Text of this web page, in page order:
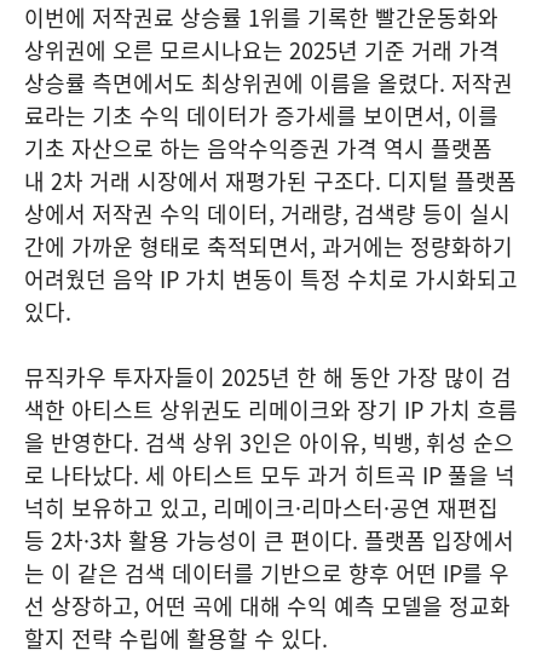
이번에 저작권료 상승률 1위를 기록한 빨간운동화와
상위권에 오른 모르시나요는 2025년 기준 거래 가격
상승률 측면에서도 최상위권에 이름을 올렸다. 저작권
료라는 기초 수익 데이터가 증가세를 보이면서, 이를
기초 자산으로 하는 음악수익증권 가격 역시 플랫폼
내 2차 거래 시장에서 재평가된 구조다. 디지털 플랫폼
상에서 저작권 수익 데이터, 거래량, 검색량 등이 실시
간에 가까운 형태로 축적되면서, 과거에는 정량화하기
어려웠던 음악 IP 가치 변동이 특정 수치로 가시화되고
있다.
뮤직카우 투자자들이 2025년 한 해 동안 가장 많이 검
색한 아티스트 상위권도 리메이크와 장기 IP 가치 흐름
을 반영한다. 검색 상위 3인은 아이유, 빅뱅, 휘성 순으
로 나타났다. 세 아티스트 모두 과거 히트곡 IP 풀을 넉
넉히 보유하고 있고, 리메이크·리마스터·공연 재편집
등 2차·3차 활용 가능성이 큰 편이다. 플랫폼 입장에서
는 이 같은 검색 데이터를 기반으로 향후 어떤 IP를 우
선 상장하고, 어떤 곡에 대해 수익 예측 모델을 정교화
할지 전략 수립에 활용할 수 있다.